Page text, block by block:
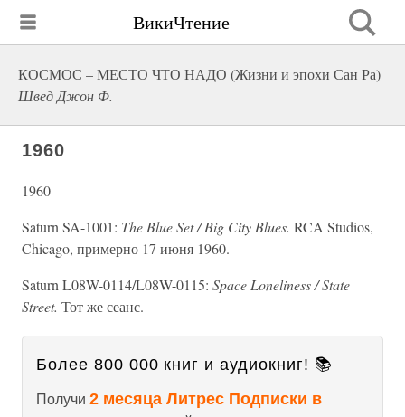
ВикиЧтение
КОСМОС – МЕСТО ЧТО НАДО (Жизни и эпохи Сан Ра)
Швед Джон Ф.
1960
1960
Saturn SA-1001: The Blue Set / Big City Blues. RCA Studios,
Chicago, примерно 17 июня 1960.
Saturn L08W-0114/L08W-0115: Space Loneliness / State
Street. Тот же сеанс.
Более 800 000 книг и аудиокниг! 📚
Получи 2 месяца Литрес Подписки в